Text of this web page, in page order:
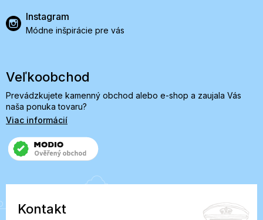
Instagram
Módne inšpirácie pre vás
Veľkoobchod
Prevádzkujete kamenný obchod alebo e-shop a zaujala Vás
naša ponuka tovaru?
Viac informácií
Kontakt